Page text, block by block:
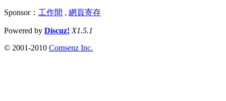
Sponsor： 工作間 , 網頁寄存
Powered by Discuz! X1.5.1
© 2001-2010 Comsenz Inc.